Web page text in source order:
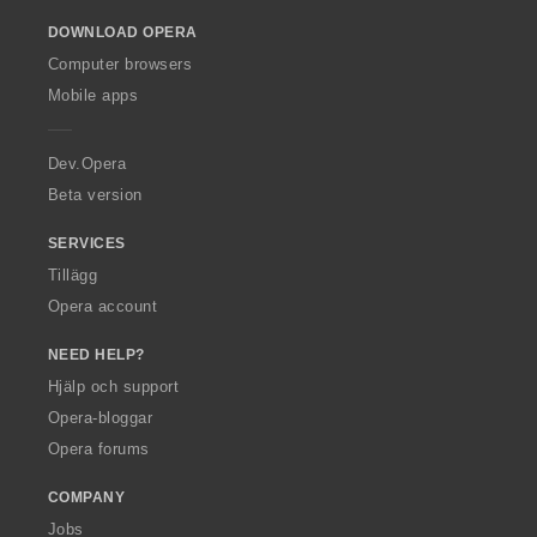
w
O
p
a
DOWNLOAD OPERA
Computer browsers
Mobile apps
Dev.Opera
Beta version
SERVICES
Tillägg
Opera account
NEED HELP?
Hjälp och support
Opera-bloggar
Opera forums
COMPANY
Jobs